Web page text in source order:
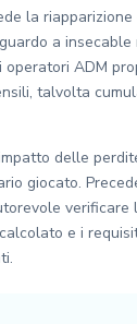
la
a insecable
operatori ADM
talvolta
delle
giocato.
e i